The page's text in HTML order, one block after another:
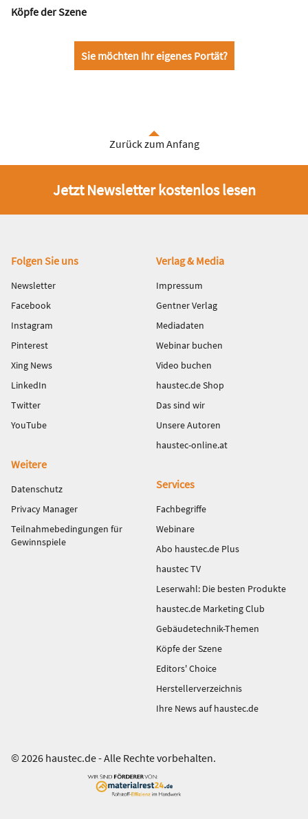
Köpfe der Szene
Sie möchten Ihr eigenes Portät?
Zurück zum Anfang
Jetzt Newsletter kostenlos lesen
Fußbereich
Folgen Sie uns
Newsletter
Facebook
Instagram
Pinterest
Xing News
LinkedIn
Twitter
YouTube
Verlag & Media
Impressum
Gentner Verlag
Mediadaten
Webinar buchen
Video buchen
haustec.de Shop
Das sind wir
Unsere Autoren
haustec-online.at
Weitere
Datenschutz
Privacy Manager
Teilnahmebedingungen für
Gewinnspiele
Services
Fachbegriffe
Webinare
Abo haustec.de Plus
haustec TV
Leserwahl: Die besten Produkte
haustec.de Marketing Club
Gebäudetechnik-Themen
Köpfe der Szene
Editors' Choice
Herstellerverzeichnis
Ihre News auf haustec.de
© 2026 haustec.de - Alle Rechte vorbehalten.